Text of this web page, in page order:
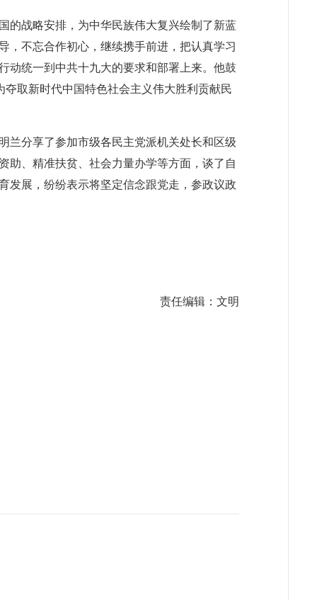
的战略安排，为中华民族伟大复兴绘制了新蓝
，不忘合作初心，继续携手前进，把认真学习
动统一到中共十九大的要求和部署上来。他鼓
夺取新时代中国特色社会主义伟大胜利贡献民
兰分享了参加市级各民主党派机关处长和区级
助、精准扶贫、社会力量办学等方面，谈了自
发展，纷纷表示将坚定信念跟党走，参政议政
责任编辑：文明